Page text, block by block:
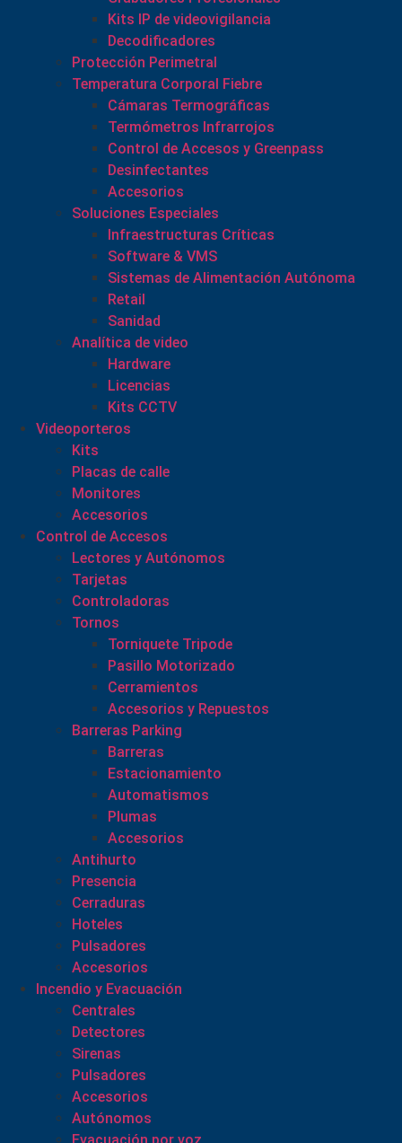
Kits IP de videovigilancia
Decodificadores
Protección Perimetral
Temperatura Corporal Fiebre
Cámaras Termográficas
Termómetros Infrarrojos
Control de Accesos y Greenpass
Desinfectantes
Accesorios
Soluciones Especiales
Infraestructuras Críticas
Software & VMS
Sistemas de Alimentación Autónoma
Retail
Sanidad
Analítica de video
Hardware
Licencias
Kits CCTV
Videoporteros
Kits
Placas de calle
Monitores
Accesorios
Control de Accesos
Lectores y Autónomos
Tarjetas
Controladoras
Tornos
Torniquete Tripode
Pasillo Motorizado
Cerramientos
Accesorios y Repuestos
Barreras Parking
Barreras
Estacionamiento
Automatismos
Plumas
Accesorios
Antihurto
Presencia
Cerraduras
Hoteles
Pulsadores
Accesorios
Incendio y Evacuación
Centrales
Detectores
Sirenas
Pulsadores
Accesorios
Autónomos